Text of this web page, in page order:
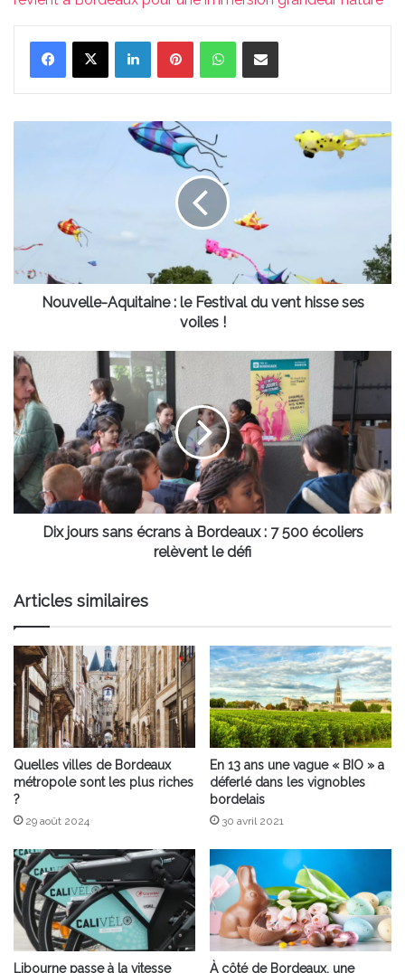
LinkedinPinterestWhatsAppPartager par email
vent
ses
Nouvelle-Aquitaine : le Festival du vent hisse ses
voiles !
Dix
jours
sans
écrans
à
Bordeaux
:
7
500
écoliersDix jours sans écrans à Bordeaux : 7 500 écoliers
relèvent le défi
Articles similaires
Quelles villes de Bordeaux
métropole sont les plus riches
?
29 août 2024
En 13 ans une vague « BIO » a
déferlé dans les vignobles
bordelais
30 avril 2021
Libourne passe à la vitesse
À côté de Bordeaux, une